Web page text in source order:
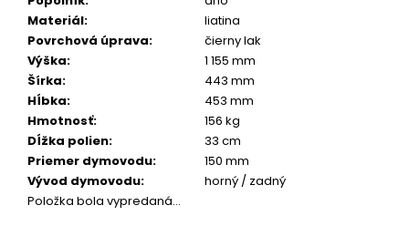
Materiál:
liatina
Povrchová úprava:
čierny lak
Výška:
1 155 mm
Šírka:
443 mm
Hĺbka:
453 mm
Hmotnosť:
156 kg
Dĺžka polien:
33 cm
Priemer dymovodu:
150 mm
Vývod dymovodu:
horný / zadný
Položka bola vypredaná…